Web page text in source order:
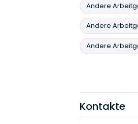
Andere
Andere
Andere
Kontakte